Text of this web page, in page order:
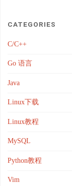
CATEGORIES
C/C++
Go 语言
Java
Linux下载
Linux教程
MySQL
Python教程
Vim